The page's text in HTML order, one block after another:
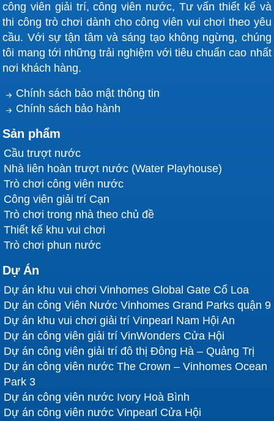
công viên giải trí, công viên nước, Tư vấn thiết kế và
thi công trò chơi dành cho công viên vui chơi theo yêu
cầu. Với sự tận tâm và sáng tạo không ngừng, chúng
tôi mang tới những trải nghiệm với tiêu chuẩn cao nhất
nơi khách hàng.
Chính sách bảo mật thông tin
Chính sách bảo hành
Sản phẩm
Cầu trượt nước
Nhà liên hoàn trượt nước (Water Playhouse)
Trò chơi công viên nước
Công viên giải trí Cạn
Trò chơi trong nhà theo chủ đề
Thiết kế khu vui chơi
Trò chơi phun nước
Dự Án
Dự án khu vui chơi Vinhomes Global Gate Cổ Loa
Dự án công Viên Nước Vinhomes Grand Parks quận 9
Dự án khu vui chơi giải trí Vinpearl Nam Hội An
Dự án công viên giải trí VinWonders Cửa Hội
Dự án công viên giải trí đô thị Đông Hà – Quảng Trị
Dự án công viên nước The Crown – Vinhomes Ocean
Park 3
Dự án công viên nước Ivory Hoà Bình
Dự án công viên nước Vinpearl Cửa Hội